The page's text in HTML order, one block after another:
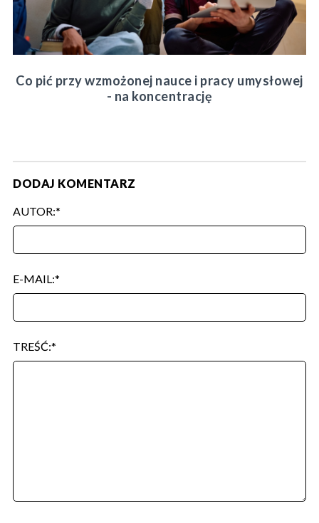
Co pić przy wzmożonej nauce i pracy umysłowej
- na koncentrację
DODAJ KOMENTARZ
AUTOR:
E-MAIL:
TREŚĆ: